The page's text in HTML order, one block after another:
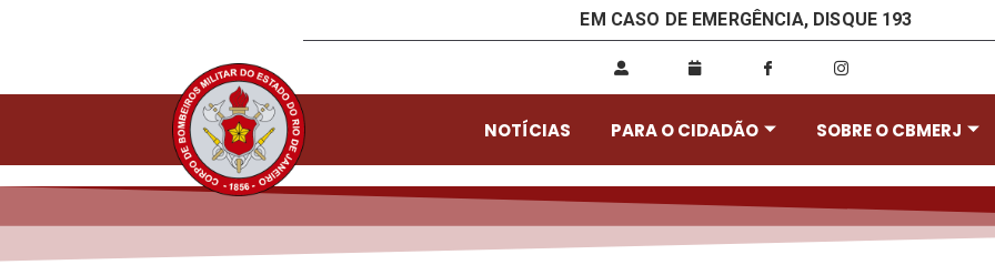
EM CASO DE EMERGÊNCIA, DISQUE 193
NOTÍCIAS PARA O CIDADÃO SOBRE O CBMERJ